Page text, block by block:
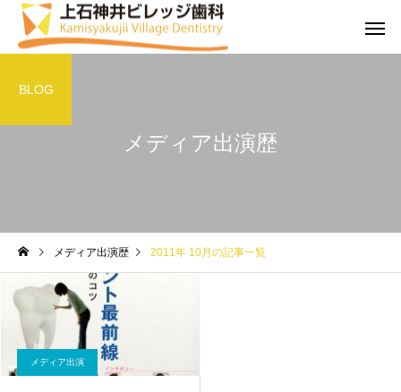
メディア出演歴
BLOG
メディア出演歴 2011年 10月の記事一覧
メディア出演